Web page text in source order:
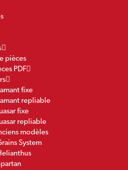
pièces
PDF
fixe
repliable
fixe
repliable
modèles
System